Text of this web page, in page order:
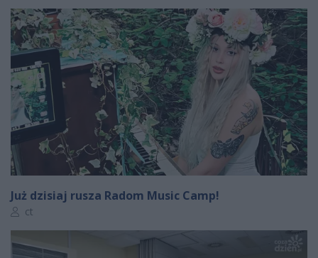
Już dzisiaj rusza Radom Music Camp!
Autor artykułu:
ct